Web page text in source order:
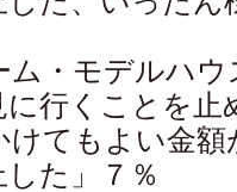
モデルハウ
行くことを止
もよい金額
た」７％